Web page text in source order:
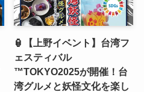
🏮【上野イベント】台湾フ
ェスティバル
™TOKYO2025が開催！台
湾グルメと妖怪文化を楽し